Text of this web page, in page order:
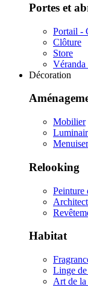
Portes et
Portail -
Clôture
Store
Véranda
Décoration
Mobilier
Relooking
Peinture
Habitat
Linge
Art de la